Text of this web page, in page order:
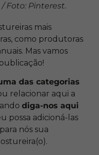
Foto: Pinterest.
mais
como produtoras
Mas vamos
das categorias
relacionar aqui a
diga-nos aqui
possa adicioná-las
nós sua